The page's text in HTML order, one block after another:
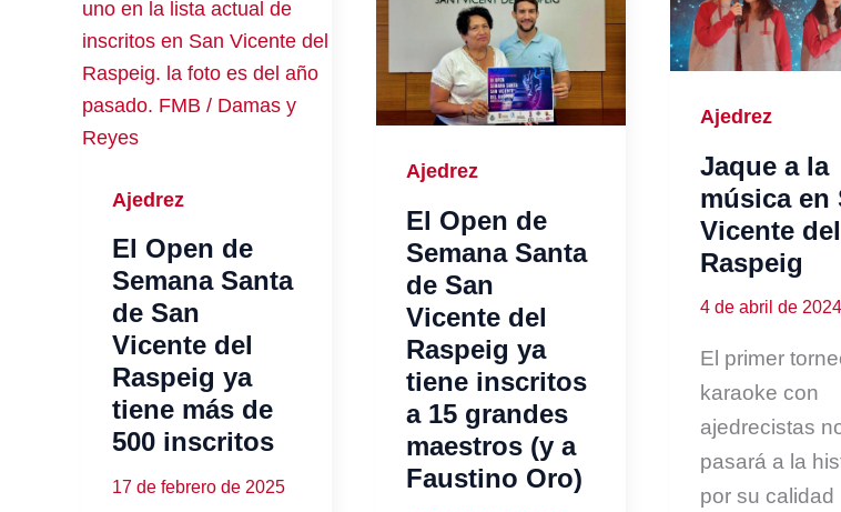
Ajedrez
El Open de
Semana Santa
de San
Vicente del
Raspeig ya
tiene más de
500 inscritos
17 de febrero de 2025
Ajedrez
El Open de
Semana Santa
de San
Vicente del
Raspeig ya
tiene inscritos
a 15 grandes
maestros (y a
Faustino Oro)
Ajedrez
Jaque a la
música en
Vicente del
Raspeig
4 de abril de 2024
El primer
karaoke con
ajedrecistas
pasará a la
por su calidad